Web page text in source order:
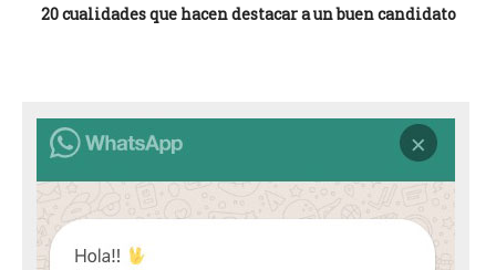
20 cualidades que hacen destacar a un buen candidato